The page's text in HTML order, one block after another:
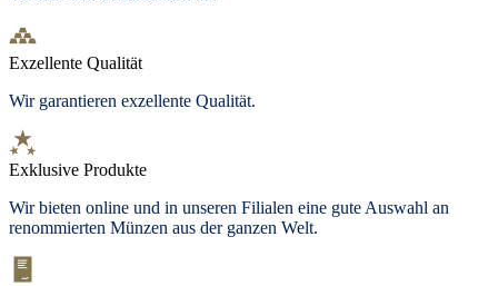
Exzellente Qualität
Wir garantieren exzellente Qualität.
Exklusive Produkte
Wir bieten online und in unseren Filialen eine gute Auswahl an
renommierten Münzen aus der ganzen Welt.